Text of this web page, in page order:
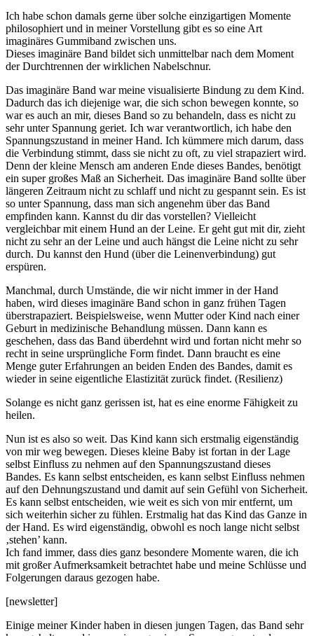
Ich habe schon damals gerne über solche einzigartigen Momente
philosophiert und in meiner Vorstellung gibt es so eine Art
imaginäres Gummiband zwischen uns.
Dieses imaginäre Band bildet sich unmittelbar nach dem Moment
der Durchtrennen der wirklichen Nabelschnur.
Das imaginäre Band war meine visualisierte Bindung zu dem Kind.
Dadurch das ich diejenige war, die sich schon bewegen konnte, so
war es auch an mir, dieses Band so zu behandeln, dass es nicht zu
sehr unter Spannung geriet. Ich war verantwortlich, ich habe den
Spannungszustand in meiner Hand. Ich kümmere mich darum, dass
die Verbindung stimmt, dass sie nicht zu oft, zu viel strapaziert wird.
Denn der kleine Mensch am anderen Ende dieses Bandes, benötigt
ein super großes Maß an Sicherheit. Das imaginäre Band sollte über
längeren Zeitraum nicht zu schlaff und nicht zu gespannt sein. Es ist
so unter Spannung, dass man sich angenehm über das Band
empfinden kann. Kannst du dir das vorstellen? Vielleicht
vergleichbar mit einem Hund an der Leine. Er geht gut mit dir, zieht
nicht zu sehr an der Leine und auch hängst die Leine nicht zu sehr
durch. Du kannst den Hund (über die Leinenverbindung) gut
erspüren.
Manchmal, durch Umstände, die wir nicht immer in der Hand
haben, wird dieses imaginäre Band schon in ganz frühen Tagen
überstrapaziert. Beispielsweise, wenn Mutter oder Kind nach einer
Geburt in medizinische Behandlung müssen. Dann kann es
geschehen, dass das Band überdehnt wird und fortan nicht mehr so
recht in seine ursprüngliche Form findet. Dann braucht es eine
Menge guter Erfahrungen an beiden Enden des Bandes, damit es
wieder in seine eigentliche Elastizität zurück findet. (Resilienz)
Solange es nicht ganz gerissen ist, hat es eine enorme Fähigkeit zu
heilen.
Nun ist es also so weit. Das Kind kann sich erstmalig eigenständig
von mir weg bewegen. Dieses kleine Baby ist fortan in der Lage
selbst Einfluss zu nehmen auf den Spannungszustand dieses
Bandes. Es kann selbst entscheiden, es kann selbst Einfluss nehmen
auf den Dehnungszustand und damit auf sein Gefühl von Sicherheit.
Es kann selbst entscheiden, wie weit es sich von mir entfernt, um
sich weiterhin sicher zu fühlen. Erstmalig hat das Kind das Ganze in
der Hand. Es wird eigenständig, obwohl es noch lange nicht selbst
‚stehen’ kann.
Ich fand immer, dass dies ganz besondere Momente waren, die ich
mit großer Aufmerksamkeit betrachtet habe und meine Schlüsse und
Folgerungen daraus gezogen habe.
[newsletter]
Einige meiner Kinder haben in diesen jungen Tagen, das Band sehr